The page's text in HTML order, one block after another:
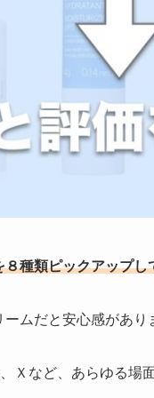
種類ピックアップし
ムだと安心感があり
Ｘなど、あらゆる場